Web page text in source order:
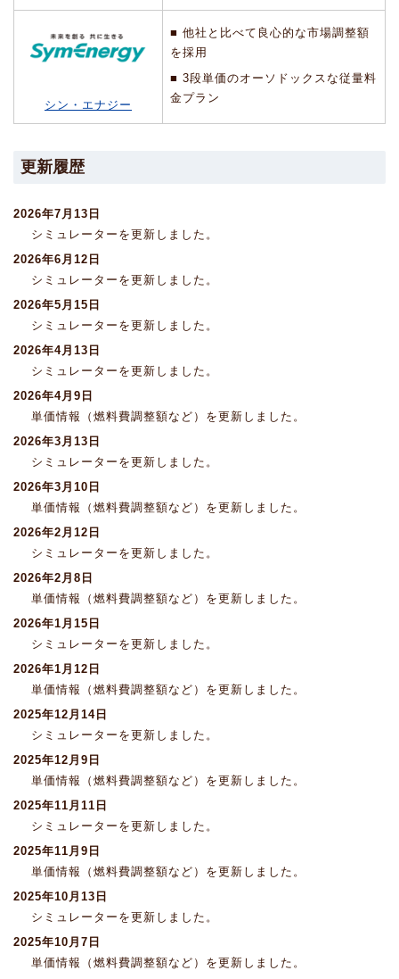
シン・エナジー
■ 他社と比べて良心的な市場調整額
を採用
■ 3段単価のオーソドックスな従量料
金プラン
更新履歴
2026年7月13日
シミュレーターを更新しました。
2026年6月12日
シミュレーターを更新しました。
2026年5月15日
シミュレーターを更新しました。
2026年4月13日
シミュレーターを更新しました。
2026年4月9日
単価情報（燃料費調整額など）を更新しました。
2026年3月13日
シミュレーターを更新しました。
2026年3月10日
単価情報（燃料費調整額など）を更新しました。
2026年2月12日
シミュレーターを更新しました。
2026年2月8日
単価情報（燃料費調整額など）を更新しました。
2026年1月15日
シミュレーターを更新しました。
2026年1月12日
単価情報（燃料費調整額など）を更新しました。
2025年12月14日
シミュレーターを更新しました。
2025年12月9日
単価情報（燃料費調整額など）を更新しました。
2025年11月11日
シミュレーターを更新しました。
2025年11月9日
単価情報（燃料費調整額など）を更新しました。
2025年10月13日
シミュレーターを更新しました。
2025年10月7日
単価情報（燃料費調整額など）を更新しました。